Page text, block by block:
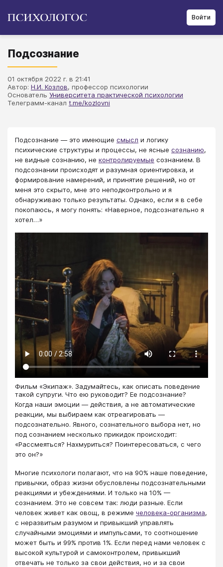
Войти
Подсознание
01 октября 2022 г. в 21:41
Автор: Н.И. Козлов, профессор психологии
Основатель Университета практической психологии
Телеграмм-канал t.me/kozlovni
​​​​​​Подсознание — это имеющие смысл и логику
психические структуры и процессы, не ясные сознанию,
не видные сознанию, не контролируемые сознанием. В
подсознании происходят и разумная ориентировка, и
формирование намерений, и принятие решений, но от
меня это скрыто, мне это неподконтрольно и я
обнаруживаю только результаты. Однако, если я в себе
покопаюсь, я могу понять: «Наверное, подсознательно я
хотел…»
Фильм «Экипаж». Задумайтесь, как описать поведение
такой супруги. Что ею руководит? Ее подсознание?
Когда наши эмоции — действия, а не автоматические
реакции, мы выбираем как отреагировать —
подсознательно. Явного, сознательного выбора нет, но
под сознанием несколько прикидок происходит:
«Рассмеяться? Нахмуриться? Поинтересоваться, с чего
это он?»
Многие психологи полагают, что на 90% наше поведение,
привычки, образ жизни обусловлены подсознательными
реакциями и убеждениями. И только на 10% —
сознанием. Это не совсем так: люди разные. Если
человек живет как овощ, в режиме человека-организма,
с неразвитым разумом и привыкший управлять
случайными эмоциями и импульсами, то соотношение
может быть и 99% против 1%. Если перед нами человек с
высокой культурой и самоконтролем, привыкший
отвечать не только за свои действия, но и за свои